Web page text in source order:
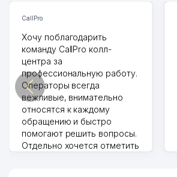
CallPro
Хочу поблагодарить
команду CallPro колл-
центра за
профессиональную работу.
Операторы всегда
вежливые, внимательно
относятся к каждому
обращению и быстро
помогают решить вопросы.
Отдельно хочется отметить